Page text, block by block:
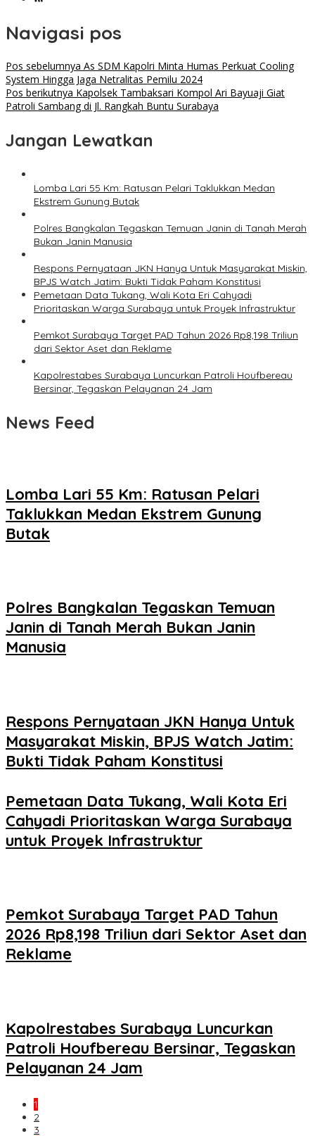
Navigasi pos
Pos sebelumnya As SDM Kapolri Minta Humas Perkuat Cooling
System Hingga Jaga Netralitas Pemilu 2024
Pos berikutnya Kapolsek Tambaksari Kompol Ari Bayuaji Giat
Patroli Sambang di Jl. Rangkah Buntu Surabaya
Jangan Lewatkan
Lomba Lari 55 Km: Ratusan Pelari Taklukkan Medan
Ekstrem Gunung Butak
Polres Bangkalan Tegaskan Temuan Janin di Tanah Merah
Bukan Janin Manusia
Respons Pernyataan JKN Hanya Untuk Masyarakat Miskin,
BPJS Watch Jatim: Bukti Tidak Paham Konstitusi
Pemetaan Data Tukang, Wali Kota Eri Cahyadi
Prioritaskan Warga Surabaya untuk Proyek Infrastruktur
Pemkot Surabaya Target PAD Tahun 2026 Rp8,198 Triliun
dari Sektor Aset dan Reklame
Kapolrestabes Surabaya Luncurkan Patroli Houfbereau
Bersinar, Tegaskan Pelayanan 24 Jam
News Feed
Lomba Lari 55 Km: Ratusan Pelari
Taklukkan Medan Ekstrem Gunung
Butak
Polres Bangkalan Tegaskan Temuan
Janin di Tanah Merah Bukan Janin
Manusia
Respons Pernyataan JKN Hanya Untuk
Masyarakat Miskin, BPJS Watch Jatim:
Bukti Tidak Paham Konstitusi
Pemetaan Data Tukang, Wali Kota Eri
Cahyadi Prioritaskan Warga Surabaya
untuk Proyek Infrastruktur
Pemkot Surabaya Target PAD Tahun
2026 Rp8,198 Triliun dari Sektor Aset dan
Reklame
Kapolrestabes Surabaya Luncurkan
Patroli Houfbereau Bersinar, Tegaskan
Pelayanan 24 Jam
1
2
3